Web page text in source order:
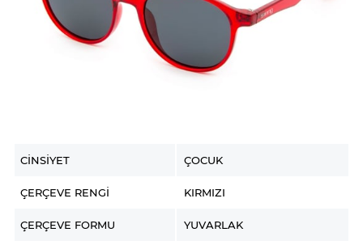
CINSIYET ÇOCUK
ÇERÇEVE RENGI KIRMIZI
ÇERÇEVE FORMU YUVARLAK